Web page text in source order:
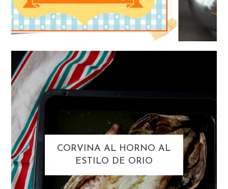
CORVINA AL HORNO AL
ESTILO DE ORIO